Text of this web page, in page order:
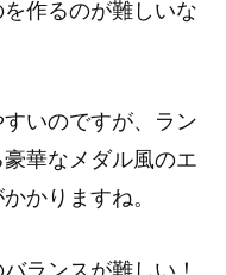
作るのが難しいな
いのですが、ラン
華なメダル風のエ
かりますね。